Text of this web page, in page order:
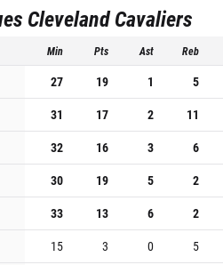
Cleveland Cavaliers
Min Pts Ast Reb
27 19 1 5
31 17 2 11
32 16 3 6
30 19 5 2
33 13 6 2
15 3 0 5